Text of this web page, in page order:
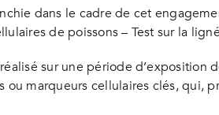
dans le cadre de cet
de poissons – Test sur la
sur une période d’exposition
marqueurs cellulaires clés, qui,